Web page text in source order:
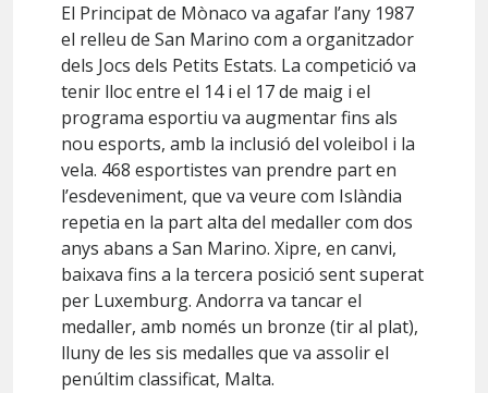
El Principat de Mònaco va agafar l’any 1987
el relleu de San Marino com a organitzador
dels Jocs dels Petits Estats. La competició va
tenir lloc entre el 14 i el 17 de maig i el
programa esportiu va augmentar fins als
nou esports, amb la inclusió del voleibol i la
vela. 468 esportistes van prendre part en
l’esdeveniment, que va veure com Islàndia
repetia en la part alta del medaller com dos
anys abans a San Marino. Xipre, en canvi,
baixava fins a la tercera posició sent superat
per Luxemburg. Andorra va tancar el
medaller, amb només un bronze (tir al plat),
lluny de les sis medalles que va assolir el
penúltim classificat, Malta.